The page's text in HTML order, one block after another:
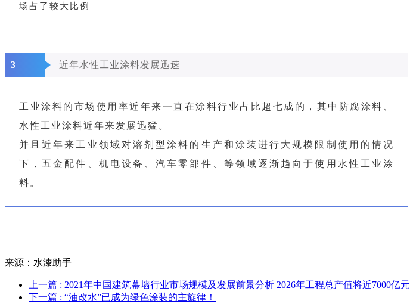
场占了较大比例
3 近年水性工业涂料发展迅速
工业涂料的市场使用率近年来一直在涂料行业占比超七成的，其中防腐涂料、
水性工业涂料近年来发展迅猛。
并且近年来工业领域对溶剂型涂料的生产和涂装进行大规模限制使用的情况
下，五金配件、机电设备、汽车零部件、等领域逐渐趋向于使用水性工业涂
料。
来源：水漆助手
上一篇 : 2021年中国建筑幕墙行业市场规模及发展前景分析 2026年工程总产值将近7000亿元
下一篇 : “油改水”已成为绿色涂装的主旋律！